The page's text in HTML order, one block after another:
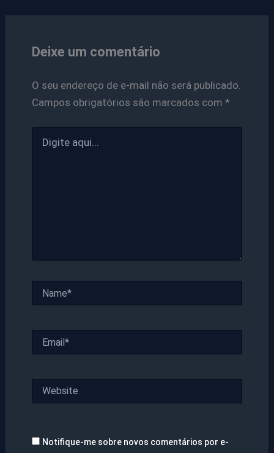
Deixe um comentário
O seu endereço de e-mail não será publicado.
Campos obrigatórios são marcados com *
aqui...
Notifique-me sobre novos comentários por e-